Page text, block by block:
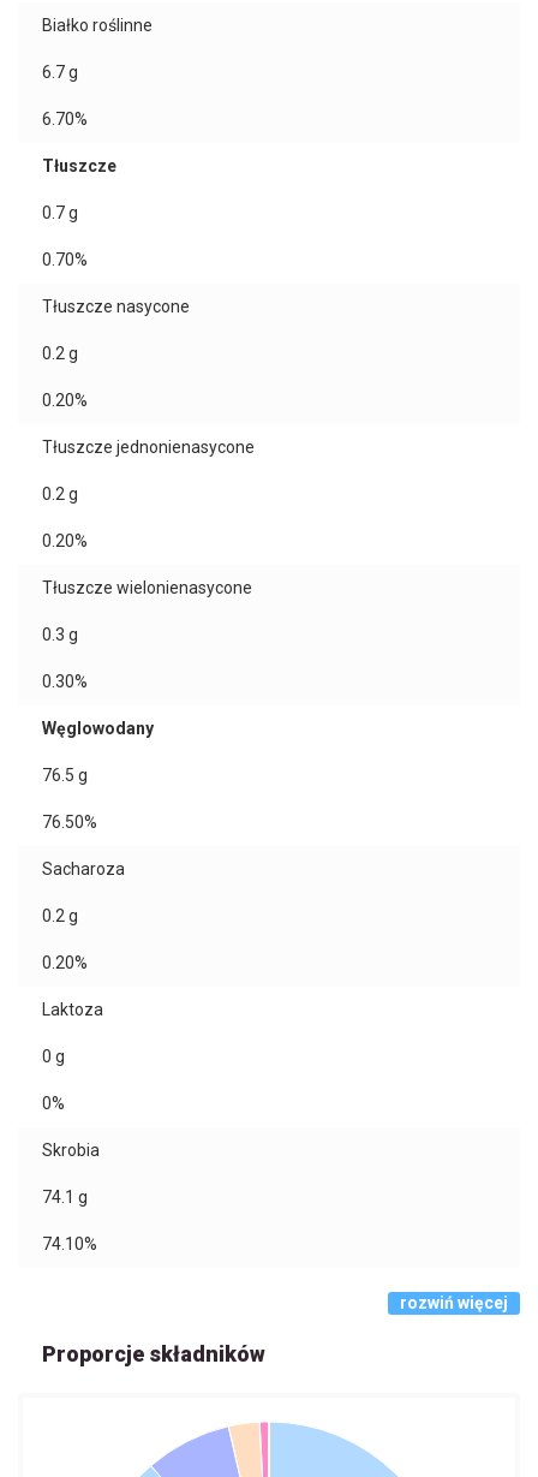
Białko roślinne
6.7g
6.70%
Tłuszcze
0.7g
0.70%
Tłuszcze nasycone
0.2g
0.20%
Tłuszcze jednonienasycone
0.2g
0.20%
Tłuszcze wielonienasycone
0.3 g
0.30%
Węglowodany
76.5 g
76.50%
Sacharoza
0.2g
0.20%
Laktoza
0 g
0%
Skrobia
74.1 g
74.10%
rozwiń więcej
Proporcje składników